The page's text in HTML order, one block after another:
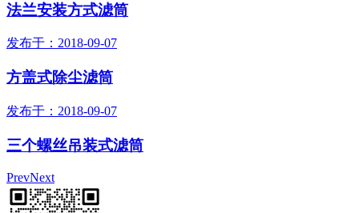
法兰安装方式滤筒
发布于：2018-09-07
方盖式除尘滤筒
发布于：2018-09-07
三个螺丝吊装式滤筒
PrevNext